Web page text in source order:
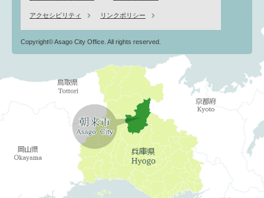
アクセシビリティ リンクポリシー
Copyright© Asago City Office. All rights reserved.